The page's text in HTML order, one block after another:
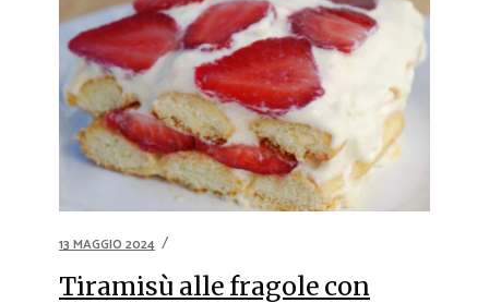
13 MAGGIO 2024
Tiramisù alle fragole con